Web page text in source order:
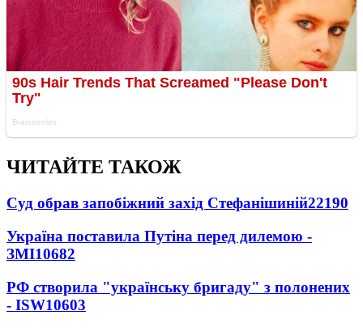
ЧИТАЙТЕ ТАКОЖ
Суд обрав запобіжний захід Стефанішиній22190
Україна поставила Путіна перед дилемою -
ЗМІ10682
РФ створила "українську бригаду" з полонених
- ISW10603